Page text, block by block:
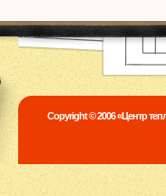
Copyright © 2006 «Центр